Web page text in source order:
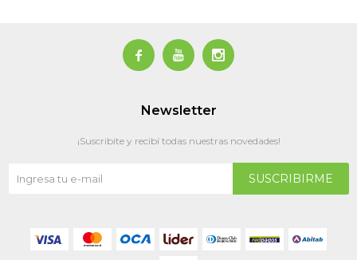
  
Newsletter
¡Suscribite y recibí todas nuestras novedades!
SUSCRIBIRME